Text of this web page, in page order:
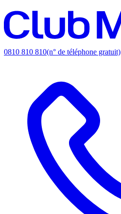
0810 810 810(n° de téléphone gratuit)